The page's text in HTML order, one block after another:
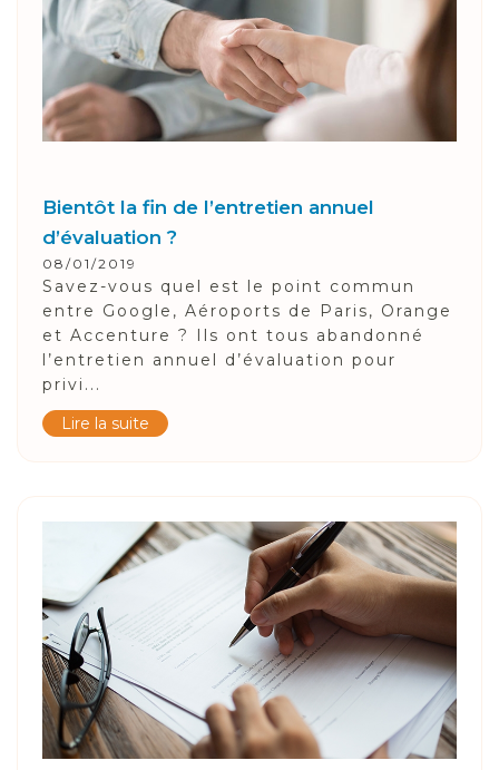
Bientôt la fin de l’entretien annuel
d’évaluation ?
08/01/2019
Savez-vous quel est le point commun
entre Google, Aéroports de Paris, Orange
et Accenture ? Ils ont tous abandonné
l’entretien annuel d’évaluation pour
privi...
Lire la suite